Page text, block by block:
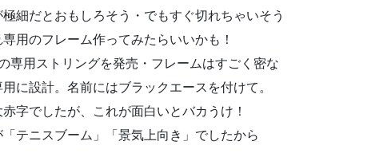
細だとおもしろそう・でもすぐ切れちゃいそう
用のフレーム作ってみたらいいかも！
専用ストリングを発売・フレームはすごく密な
に設計。名前にはブラックエースを付けて。
字でしたが、これが面白いとバカうけ！
テニスブーム」「景気上向き」でしたから